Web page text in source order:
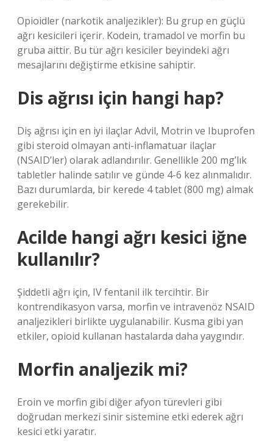
Opioidler (narkotik analjezikler): Bu grup en güçlü
ağrı kesicileri içerir. Kodein, tramadol ve morfin bu
gruba aittir. Bu tür ağrı kesiciler beyindeki ağrı
mesajlarını değiştirme etkisine sahiptir.
Dis ağrısı için hangi hap?
Diş ağrısı için en iyi ilaçlar Advil, Motrin ve Ibuprofen
gibi steroid olmayan anti-inflamatuar ilaçlar
(NSAID’ler) olarak adlandırılır. Genellikle 200 mg’lık
tabletler halinde satılır ve günde 4-6 kez alınmalıdır.
Bazı durumlarda, bir kerede 4 tablet (800 mg) almak
gerekebilir.
Acilde hangi ağrı kesici iğne
kullanılır?
Şiddetli ağrı için, IV fentanil ilk tercihtir. Bir
kontrendikasyon varsa, morfin ve intravenöz NSAID
analjezikleri birlikte uygulanabilir. Kusma gibi yan
etkiler, opioid kullanan hastalarda daha yaygındır.
Morfin analjezik mi?
Eroin ve morfin gibi diğer afyon türevleri gibi
doğrudan merkezi sinir sistemine etki ederek ağrı
kesici etki yaratır.